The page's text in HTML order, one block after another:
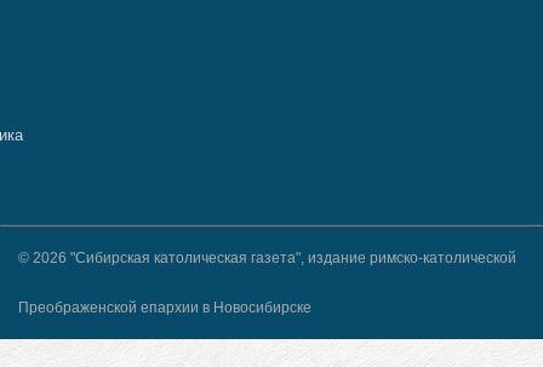
© 2026 "Сибирская католическая газета", издание римско-католической
Преображенской епархии в Новосибирске